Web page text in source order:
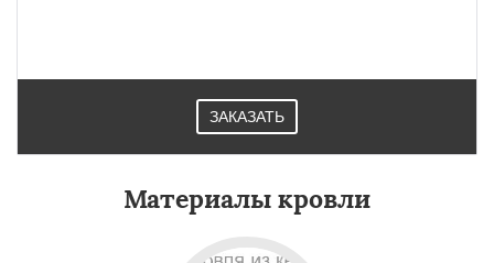
ЗАКАЗАТЬ
Материалы кровли